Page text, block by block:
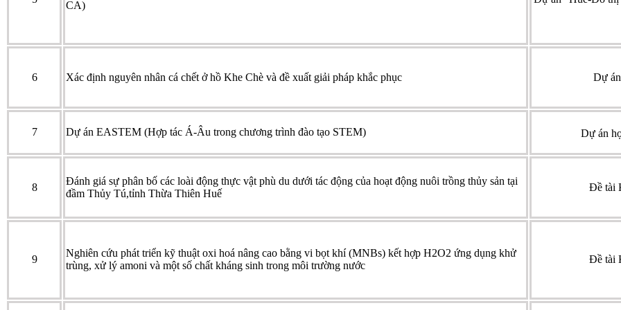
CA)
6 Xác định nguyên nhân cá chết ở hồ Khe Chè và đề xuất giải pháp khắc phục Dự
7 Dự án EASTEM (Hợp tác Á-Âu trong chương trình đào tạo STEM) Dự án
8
Đánh giá sự phân bố các loài động thực vật phù du dưới tác động của hoạt động nuôi trồng thủy sản tại
đầm Thủy Tú,tỉnh Thừa Thiên Huế
Đề tài
9
Nghiên cứu phát triển kỹ thuật oxi hoá nâng cao bằng vi bọt khí (MNBs) kết hợp H2O2 ứng dụng khử
trùng, xử lý amoni và một số chất kháng sinh trong môi trường nước
Đề tài